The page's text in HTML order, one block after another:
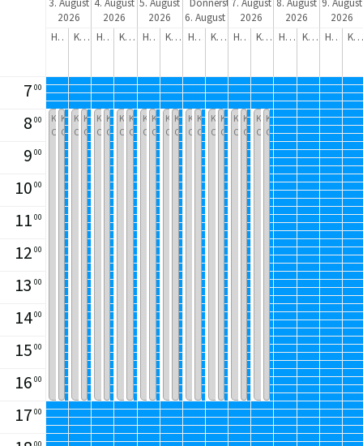
3. August
2026
4. August
2026
5. August
2026
Donnerstag,
6. August
2026
7. August
2026
8. August
2026
9. August
2026
Halle (45m x 30m =450 qm)
Küche Halle (45m x 30m =450 qm) Küche Halle (45m x 30m =450 qm) Küche Halle (45m x 30m =450 qm) Küche Halle (45m x 30m =450 qm) Küche Halle (45m x 30m =450 qm) Küche Halle (45m x 30m =450 qm) Küche
7 00
8 00
9 00
10 00
11 00
12 00
13 00
1400
15 00
16 00
17 00
Kisa-
Camp
Kisa-
Camp
Kisa-
Camp
Kisa-
Camp
Kisa-
Camp
Kisa-
Camp
Kisa-
Camp
Kisa-
Camp
Kisa-
Camp
Kisa-
Camp
Kisa-
Camp
Kisa-
Camp
Kisa-
Camp
Kisa-
Camp
Kisa-
Camp
Kisa-
Camp
Kisa-
Camp
Kisa-
Camp
Kisa-
Camp
Kisa-
Camp